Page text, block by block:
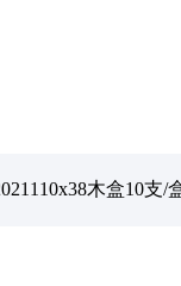
木盒10支/